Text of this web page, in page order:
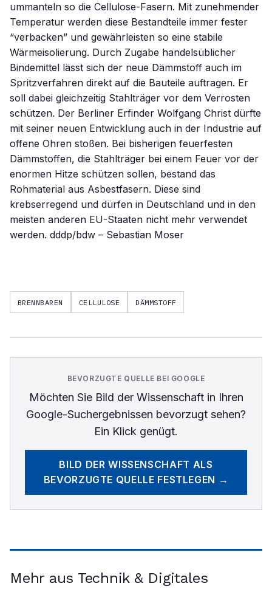
ummanteln so die Cellulose-Fasern. Mit zunehmender
Temperatur werden diese Bestandteile immer fester
“verbacken” und gewährleisten so eine stabile
Wärmeisolierung. Durch Zugabe handelsüblicher
Bindemittel lässt sich der neue Dämmstoff auch im
Spritzverfahren direkt auf die Bauteile auftragen. Er
soll dabei gleichzeitig Stahlträger vor dem Verrosten
schützen. Der Berliner Erfinder Wolfgang Christ dürfte
mit seiner neuen Entwicklung auch in der Industrie auf
offene Ohren stoßen. Bei bisherigen feuerfesten
Dämmstoffen, die Stahlträger bei einem Feuer vor der
enormen Hitze schützen sollen, bestand das
Rohmaterial aus Asbestfasern. Diese sind
krebserregend und dürfen in Deutschland und in den
meisten anderen EU-Staaten nicht mehr verwendet
werden. dddp/bdw – Sebastian Moser
BRENNBAREN CELLULOSE DÄMMSTOFF
BEVORZUGTE QUELLE BEI GOOGLE
Möchten Sie Bild der Wissenschaftin Ihren
Google-Suchergebnissen bevorzugt sehen?
Ein Klick genügt.
BILD DER WISSENSCHAFT ALS
BEVORZUGTE QUELLE FESTLEGEN →
Mehr aus Technik & Digitales